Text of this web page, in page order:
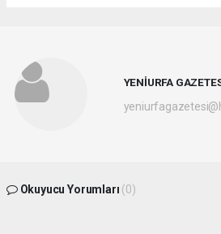
YENİURFA
Okuyucu Yorumları (0)